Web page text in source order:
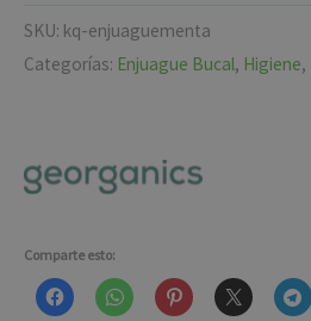
SKU: kq-enjuaguementa
Categorías: Enjuague Bucal, Higiene,
Comparte esto: